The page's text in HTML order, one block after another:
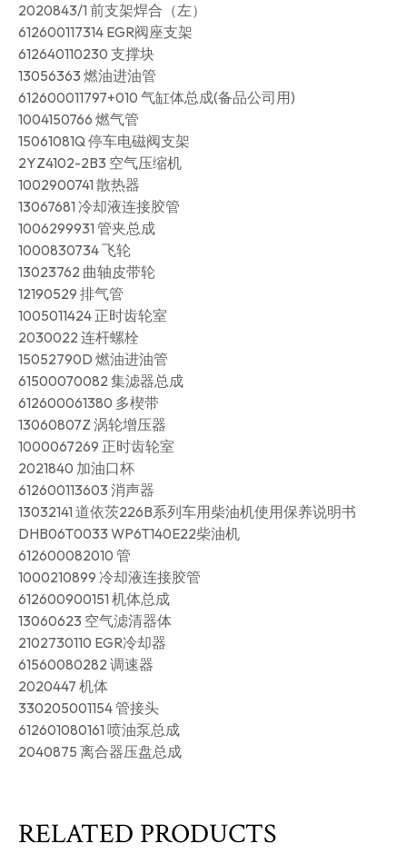
2020843/1 前支架焊合（左）
612600117314 EGR阀座支架
612640110230 支撑块
13056363 燃油进油管
612600011797+010 气缸体总成(备品公司用)
1004150766 燃气管
15061081Q 停车电磁阀支架
2YZ4102-2B3 空气压缩机
1002900741 散热器
13067681 冷却液连接胶管
1006299931 管夹总成
1000830734 飞轮
13023762 曲轴皮带轮
12190529 排气管
1005011424 正时齿轮室
2030022 连杆螺栓
15052790D 燃油进油管
61500070082 集滤器总成
612600061380 多楔带
13060807Z 涡轮增压器
1000067269 正时齿轮室
2021840 加油口杯
612600113603 消声器
13032141 道依茨226B系列车用柴油机使用保养说明书
DHB06T0033 WP6T140E22柴油机
612600082010 管
1000210899 冷却液连接胶管
612600900151 机体总成
13060623 空气滤清器体
2102730110 EGR冷却器
61560080282 调速器
2020447 机体
330205001154 管接头
612601080161 喷油泵总成
2040875 离合器压盘总成
RELATED PRODUCTS